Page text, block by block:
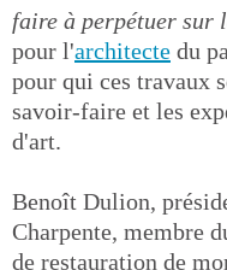
faire à perpétuer sur
pour l'architecte du
pour qui ces travaux
savoir-faire et les
d'art.
Benoît Dulion,
Charpente, membre
de restauration de